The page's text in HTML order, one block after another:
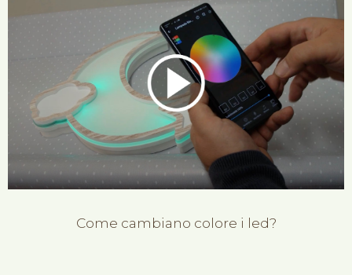
Come cambiano colore i led?